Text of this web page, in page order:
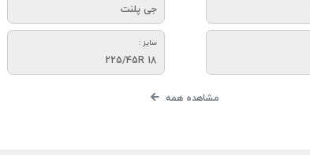
جی پلنت
سایز :
225/45R 18
مشاهده همه